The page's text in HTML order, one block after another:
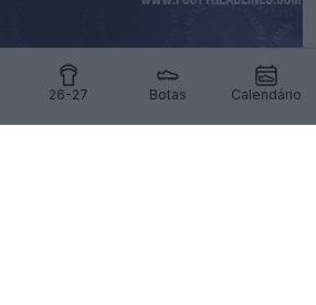
26-27 Botas Calendário